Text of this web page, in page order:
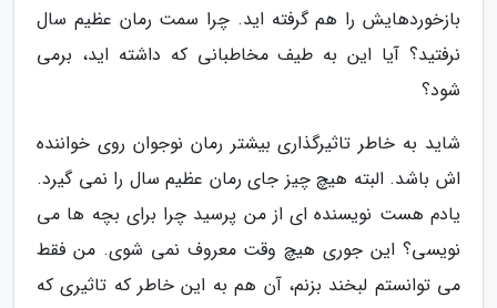
بازخوردهایش را هم گرفته اید. چرا سمت رمان عظیم سال
نرفتید؟ آیا این به طیف مخاطبانی که داشته اید، برمی
شود؟
شاید به خاطر تاثیرگذاری بیشتر رمان نوجوان روی خواننده
اش باشد. البته هیچ چیز جای رمان عظیم سال را نمی گیرد.
یادم هست نویسنده ای از من پرسید چرا برای بچه ها می
نویسی؟ این جوری هیچ وقت معروف نمی شوی. من فقط
می توانستم لبخند بزنم، آن هم به این خاطر که تاثیری که